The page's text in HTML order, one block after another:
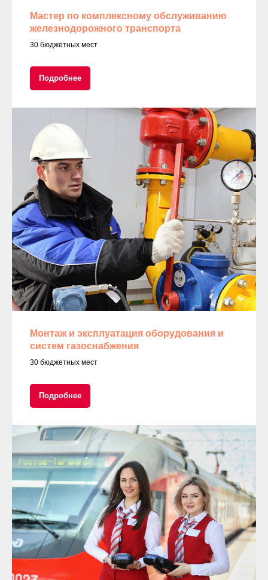
Мастер по комплексному обслуживанию
железнодорожного транспорта
30 бюджетных мест
Подробнее
Монтаж и эксплуатация оборудования и
систем газоснабжения
30 бюджетных мест
Подробнее